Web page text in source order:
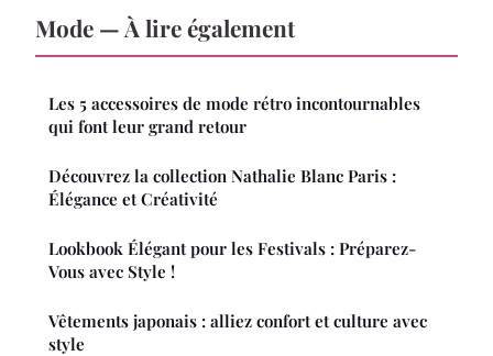
Mode — À lire également
Les 5 accessoires de mode rétro incontournables
qui font leur grand retour
Découvrez la collection Nathalie Blanc Paris :
Élégance et Créativité
Lookbook Élégant pour les Festivals : Préparez-
Vous avec Style !
Vêtements japonais : alliez confort et culture avec
style